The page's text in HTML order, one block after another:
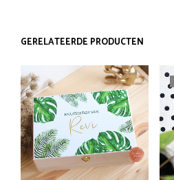
GERELATEERDE PRODUCTEN